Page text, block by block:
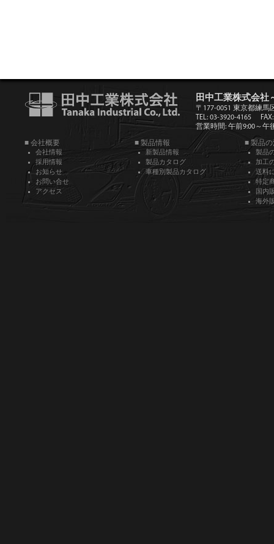
田中工業株式会社
〒177-0051 東京都練馬
TEL: 03-3920-4165
営業時間: 午前9:00～午
■ 会社概要
会社情報
採用情報
お知らせ
お問い合せ
アクセス
■ 製品情報
新製品情報
製品カタログ
車種別製品カタログ
■ 製品
製品
加工
送料
特定
国内
海外